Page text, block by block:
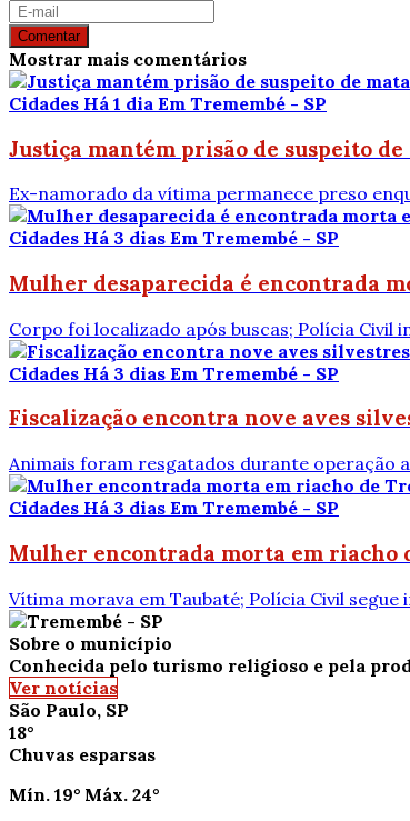
Comentar
Mostrar mais comentários
Cidades Há 1 dia Em Tremembé - SP
Justiça mantém prisão de suspeito
Ex-namorado da vítima permanece preso
Cidades Há 3 dias Em Tremembé - SP
Mulher desaparecida é encontrada
Corpo foi localizado após buscas; Polícia Civil
Cidades Há 3 dias Em Tremembé - SP
Fiscalização encontra nove aves
Animais foram resgatados durante operação
Cidades Há 3 dias Em Tremembé - SP
Mulher encontrada morta em riacho
Vítima morava em Taubaté; Polícia Civil
Sobre o município
Conhecida pelo turismo religioso e pela
Ver notícias
São Paulo, SP
18°
Chuvas esparsas
Mín. 19° Máx. 24°